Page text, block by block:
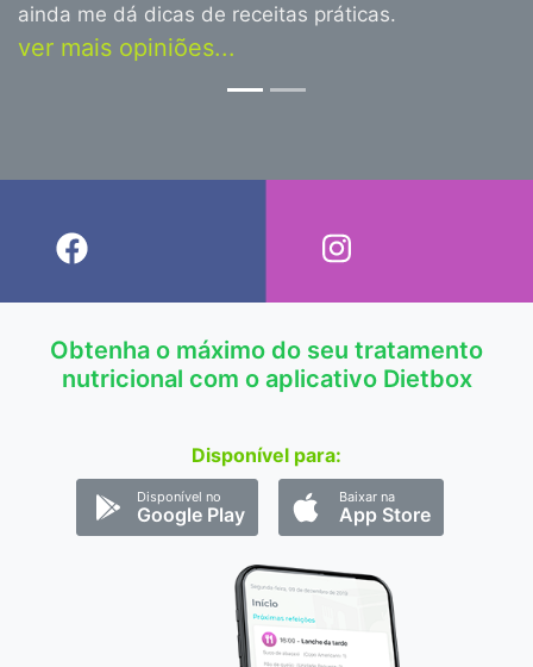
ainda me dá dicas de receitas práticas.
ver mais opiniões...
Obtenha o máximo do seu tratamento
nutricional com o aplicativo Dietbox
Disponível para:
Disponível no
Google Play
Baixar na
App Store